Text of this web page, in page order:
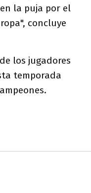
la puja por el
concluye
los jugadores
temporada